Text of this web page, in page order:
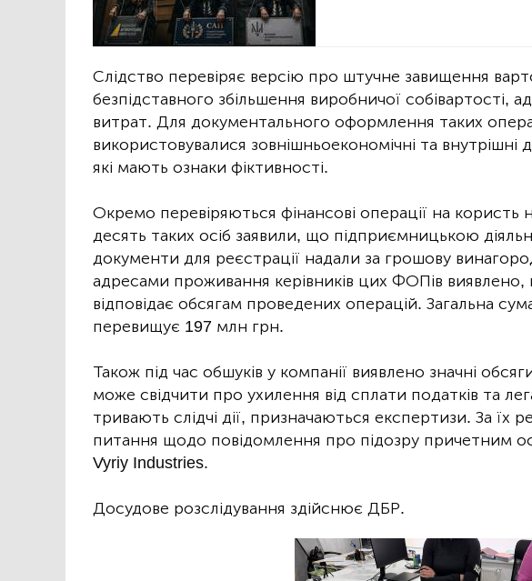
Слідство перевіряє версію про штучне завищення
безпідставного збільшення виробничої собівартості,
витрат. Для документального оформлення таких
використовувалися зовнішньоекономічні та
які мають ознаки фіктивності.
Окремо перевіряються фінансові операції на користь
десять таких осіб заявили, що підприємницькою
документи для реєстрації надали за грошову
адресами проживання керівників цих ФОПів виявлено,
відповідає обсягам проведених операцій. Загальна
перевищує 197 млн грн.
Також під час обшуків у компанії виявлено значні
може свідчити про ухилення від сплати податків та
тривають слідчі дії, призначаються експертизи. За їх
питання щодо повідомлення про підозру причетним
Vyriy Industries.
Досудове розслідування здійснює ДБР.